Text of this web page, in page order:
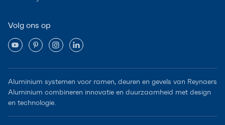
Volg ons op
Aluminium systemen voor ramen, deuren en gevels van Reynaers
Aluminium combineren innovatie en duurzaamheid met design
en technologie.